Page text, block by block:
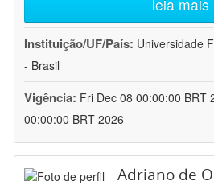
leia mais
Instituição/UF/País: Universidade
- Brasil
Vigência: Fri Dec 08 00:00:00 BRT
00:00:00 BRT 2026
Adriano de